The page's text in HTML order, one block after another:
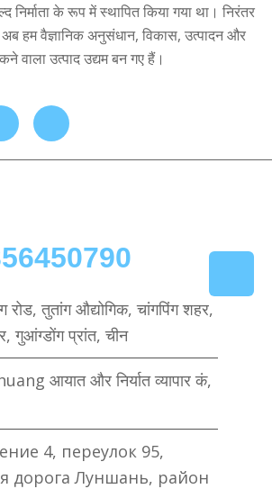
के रूप में स्थापित किया गया था। निरंतर
हम वैज्ञानिक अनुसंधान, विकास, उत्पादन और
वाला उत्पाद उद्यम बन गए हैं।
रोड, तुतांग औद्योगिक, चांगपिंग शहर,
गुआंग्डोंग प्रांत, चीन
आयात और निर्यात व्यापार कं,
4, переулок 95,
дорога Луншань, район